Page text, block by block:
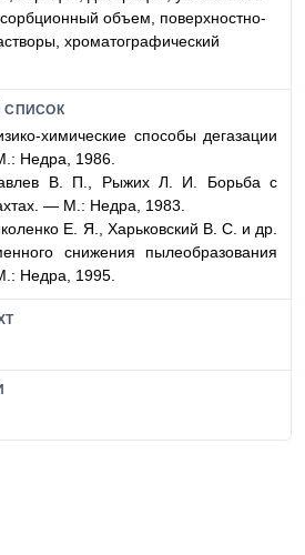
объем, поверхностно-
хроматографический
СПИСОК
химические способы дегазации
Недра, 1986.
В. П., Рыжих Л. И. Борьба с
— М.: Недра, 1983.
Е. Я., Харьковский В. С. и др.
снижения пылеобразования
Недра, 1995.